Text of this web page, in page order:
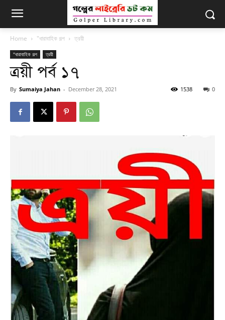
Home "ধারাবাহিক গল্প ত্রয়ী
"ধারাবাহিক গল্প ত্রয়ী
ত্রয়ী পর্ব ১৭
By Sumaiya Jahan - December 28, 2021 0
1538